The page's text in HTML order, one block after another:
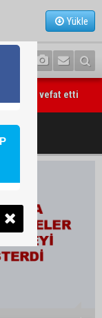
Yükle
Tekiner vefat etti
çağrısı